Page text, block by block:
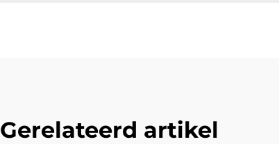
Gerelateerd artikel